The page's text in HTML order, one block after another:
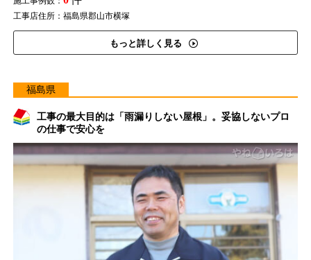
工事店住所：福島県郡山市横塚
もっと詳しく見る
福島県
工事の最大目的は「雨漏りしない屋根」。妥協しないプロ
の仕事で安心を